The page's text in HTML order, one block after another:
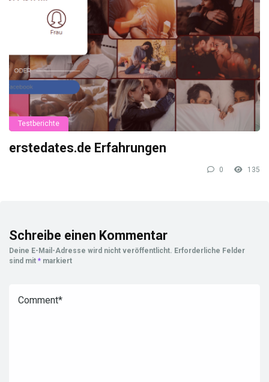
Testberichte
erstedates.de Erfahrungen
0 135
Schreibe einen Kommentar
Deine E-Mail-Adresse wird nicht veröffentlicht. Erforderliche Felder
sind mit * markiert